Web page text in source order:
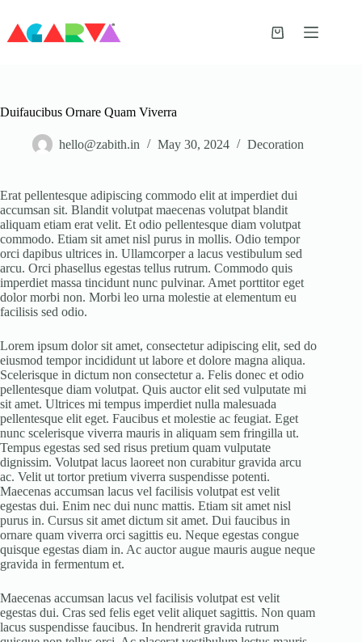
content
Shopping
Duifaucibus Ornare Quam Viverra
hello@zabith.in May 30, 2024 Decoration
Erat pellentesque adipiscing commodo elit at imperdiet dui
accumsan sit. Blandit volutpat maecenas volutpat blandit
aliquam etiam erat velit. Et odio pellentesque diam volutpat
commodo. Etiam sit amet nisl purus in mollis. Odio tempor
orci dapibus ultrices in. Ullamcorper a lacus vestibulum sed
arcu. Orci phasellus egestas tellus rutrum. Commodo quis
imperdiet massa tincidunt nunc pulvinar. Amet porttitor eget
dolor morbi non. Morbi leo urna molestie at elementum eu
facilisis sed odio.
Lorem ipsum dolor sit amet, consectetur adipiscing elit, sed do
eiusmod tempor incididunt ut labore et dolore magna aliqua.
Scelerisque in dictum non consectetur a. Felis donec et odio
pellentesque diam volutpat. Quis auctor elit sed vulputate mi
sit amet. Ultrices mi tempus imperdiet nulla malesuada
pellentesque elit eget. Faucibus et molestie ac feugiat. Eget
nunc scelerisque viverra mauris in aliquam sem fringilla ut.
Tempus egestas sed sed risus pretium quam vulputate
dignissim. Volutpat lacus laoreet non curabitur gravida arcu
ac. Velit ut tortor pretium viverra suspendisse potenti.
Maecenas accumsan lacus vel facilisis volutpat est velit
egestas dui. Enim nec dui nunc mattis. Etiam sit amet nisl
purus in. Cursus sit amet dictum sit amet. Dui faucibus in
ornare quam viverra orci sagittis eu. Neque egestas congue
quisque egestas diam in. Ac auctor augue mauris augue neque
gravida in fermentum et.
Maecenas accumsan lacus vel facilisis volutpat est velit
egestas dui. Cras sed felis eget velit aliquet sagittis. Non quam
lacus suspendisse faucibus. In hendrerit gravida rutrum